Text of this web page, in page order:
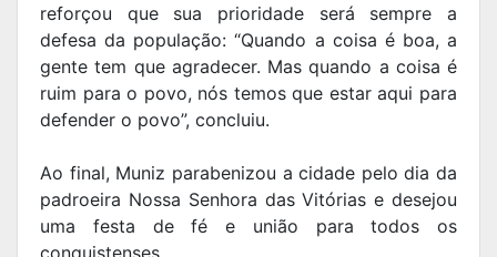
reforçou que sua prioridade será sempre a
defesa da população: “Quando a coisa é boa, a
gente tem que agradecer. Mas quando a coisa é
ruim para o povo, nós temos que estar aqui para
defender o povo”, concluiu.
Ao final, Muniz parabenizou a cidade pelo dia da
padroeira Nossa Senhora das Vitórias e desejou
uma festa de fé e união para todos os
conquistenses.